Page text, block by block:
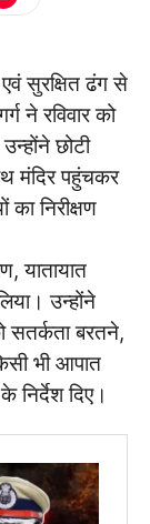
एवं सुरक्षित ढंग से
ने रविवार को
छोटी
मंदिर पहुंचकर
का निरीक्षण
यातायात
उन्होंने
सतर्कता बरतने,
भी आपात
निर्देश दिए।